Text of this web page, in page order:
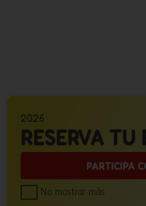
2026
RESERVA TU
PARTICIPA
No mostrar más